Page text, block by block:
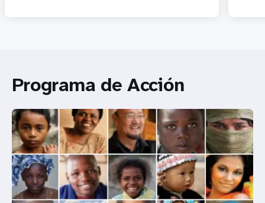
Programa de Acción